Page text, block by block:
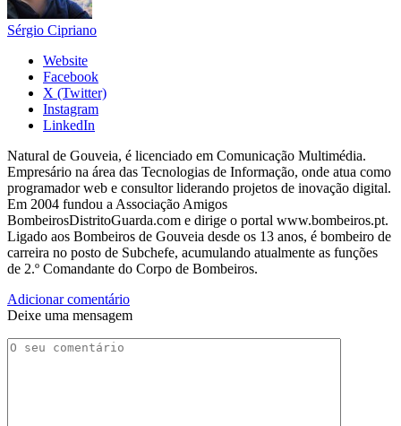
Sérgio Cipriano
Website
Facebook
X (Twitter)
Instagram
LinkedIn
Natural de Gouveia, é licenciado em Comunicação Multimédia.
Empresário na área das Tecnologias de Informação, onde atua como
programador web e consultor liderando projetos de inovação digital.
Em 2004 fundou a Associação Amigos
BombeirosDistritoGuarda.com e dirige o portal www.bombeiros.pt.
Ligado aos Bombeiros de Gouveia desde os 13 anos, é bombeiro de
carreira no posto de Subchefe, acumulando atualmente as funções
de 2.º Comandante do Corpo de Bombeiros.
Adicionar comentário
Deixe uma mensagem